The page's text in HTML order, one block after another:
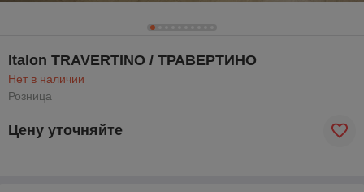
Italon TRAVERTINO / ТРАВЕРТИНО
Нет в наличии
Розница
Цену уточняйте